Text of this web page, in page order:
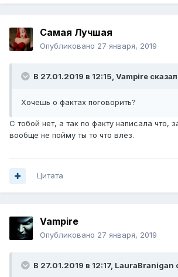
Самая Лучшая
Опубликовано 27 января, 2019
В 27.01.2019 в 12:15, Vampirе
Хочешь о фактах поговорить?
С тобой нет, а так по факту написала что,
вообще не пойму ты то что влез.
Цитата
Vampirе
Опубликовано 27 января, 2019
В 27.01.2019 в 12:17, LauraBranigan